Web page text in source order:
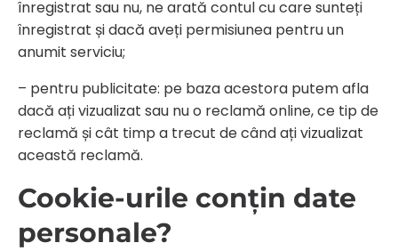
înregistrat sau nu, ne arată contul cu care sunteți
înregistrat și dacă aveți permisiunea pentru un
anumit serviciu;
– pentru publicitate: pe baza acestora putem afla
dacă ați vizualizat sau nu o reclamă online, ce tip de
reclamă și cât timp a trecut de când ați vizualizat
această reclamă.
Cookie-urile conțin date
personale?